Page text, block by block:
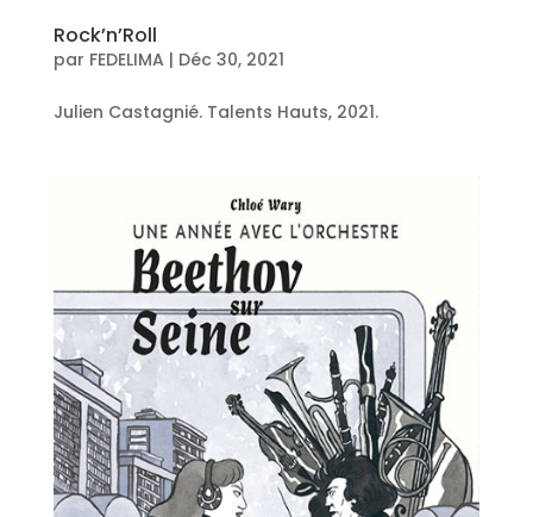
Rock’n’Roll
par FEDELIMA | Déc 30, 2021
Julien Castagnié. Talents Hauts, 2021.